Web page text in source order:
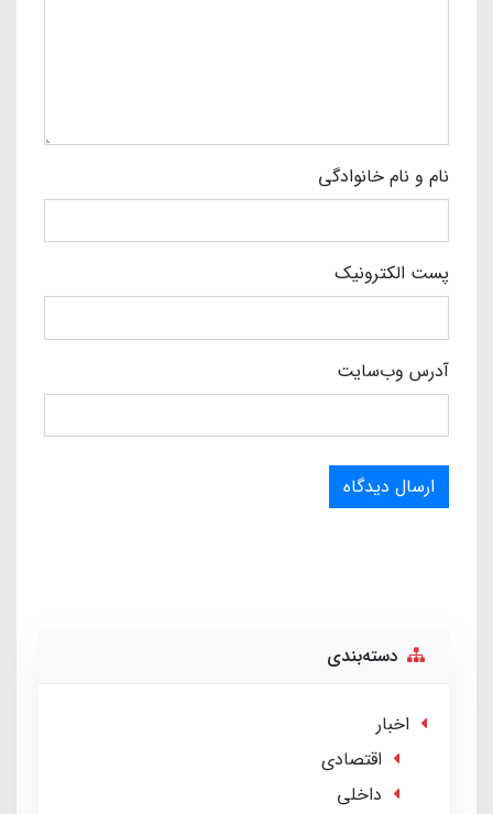
نام و نام خانوادگی
پست الکترونیک
آدرس وب‌سایت
ارسال دیدگاه
دسته‌بندی
اخبار
اقتصادی
داخلی